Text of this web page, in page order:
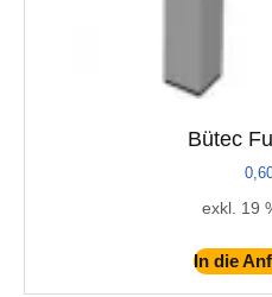
Bütec
exkl. 19
In die